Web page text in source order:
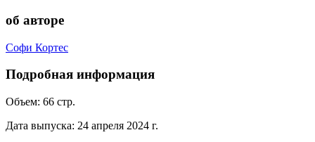
об авторе
Софи Кортес
Подробная информация
Объем: 66 стр.
Дата выпуска: 24 апреля 2024 г.